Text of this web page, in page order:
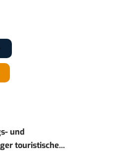
und
touristische...